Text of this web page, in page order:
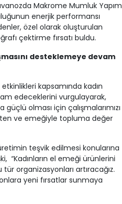
Makrome Mumluk Yapım
enerjik performansı
özel olarak oluşturulan
çektirme fırsatı buldu.
desteklemeye devam
kapsamında kadın
edeceklerini vurgulayarak,
olması için çalışmalarımızı
ve emeğiyle topluma değer
teşvik edilmesi konularına
“Kadınların el emeği ürünlerini
organizasyonları artıracağız.
yeni fırsatlar sunmaya